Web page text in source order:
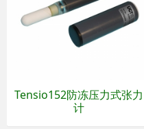
Tensio152防冻压力式张力
计